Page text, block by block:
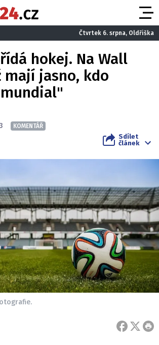
Čtvrtek 6. srpna, Oldřiška
hokej. Na Wall
mají jasno, kdo
KOMENTÁŘ
Sdílet
článek